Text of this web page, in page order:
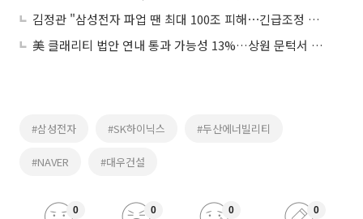
김정관 "삼성전자 파업 땐 최대 100조 피해⋯긴급조정 불가피"
美 클래리티 법안 연내 통과 가능성 13%…상원 문턱서 제동
#삼성전자 #SK하이닉스 #두산에너빌리티
#NAVER #대우건설
0 0 0 0